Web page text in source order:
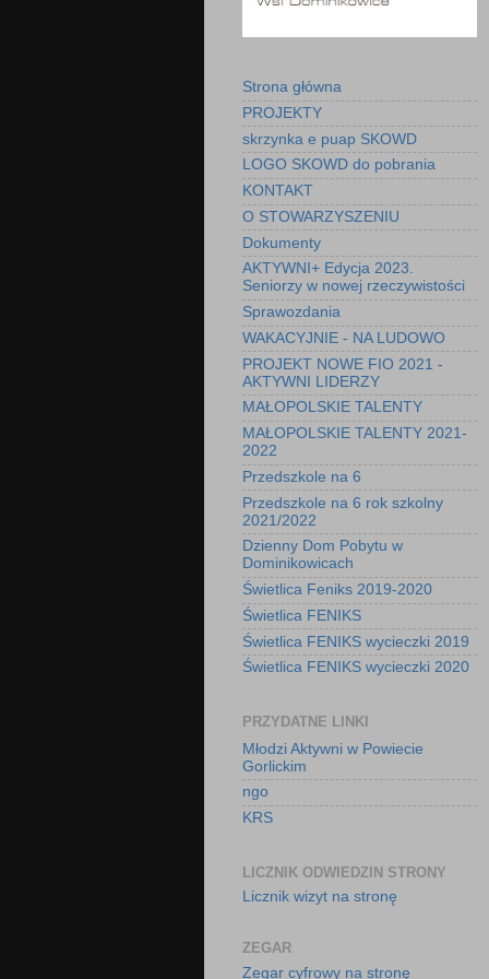
Strona główna
PROJEKTY
skrzynka e puap SKOWD
LOGO SKOWD do pobrania
KONTAKT
O STOWARZYSZENIU
Dokumenty
AKTYWNI+ Edycja 2023.
Seniorzy w nowej rzeczywistości
Sprawozdania
WAKACYJNIE - NA LUDOWO
PROJEKT NOWE FIO 2021 -
AKTYWNI LIDERZY
MAŁOPOLSKIE TALENTY
MAŁOPOLSKIE TALENTY 2021-
2022
Przedszkole na 6
Przedszkole na 6 rok szkolny
2021/2022
Dzienny Dom Pobytu w
Dominikowicach
Świetlica Feniks 2019-2020
Świetlica FENIKS
Świetlica FENIKS wycieczki 2019
Świetlica FENIKS wycieczki 2020
PRZYDATNE LINKI
Młodzi Aktywni w Powiecie
Gorlickim
ngo
KRS
LICZNIK ODWIEDZIN STRONY
Licznik wizyt na stronę
ZEGAR
Zegar cyfrowy na stronę